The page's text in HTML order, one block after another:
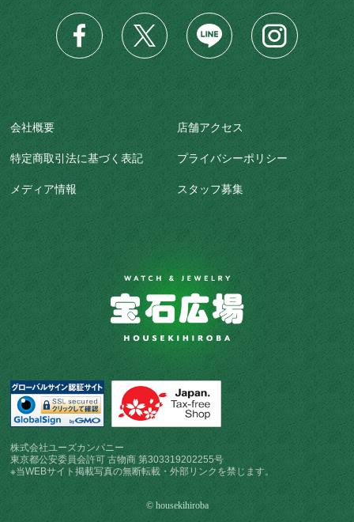
会社概要 店舗アクセス
特定商取引法に基づく表記 プライバシーポリシー
メディア情報 スタッフ募集
株式会社ユーズカンパニー
東京都公安委員会許可 古物商 第303319202255号
※当WEBサイト掲載写真の無断転載・外部リンクを禁じます。
© housekihiroba